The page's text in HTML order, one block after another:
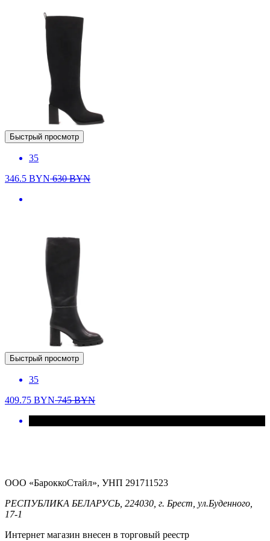
Быстрый просмотр
35
346.5 BYN630BYN
Быстрый просмотр
35
409.75 BYN745BYN
ООО «БароккоСтайл», УНП 291711523
РЕСПУБЛИКА БЕЛАРУСЬ, 224030, г. Брест, ул.Буденного,
17-1
Интернет магазин внесен в торговый реестр